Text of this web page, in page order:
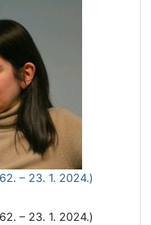
– 23. 1. 2024.)
– 23. 1. 2024.)